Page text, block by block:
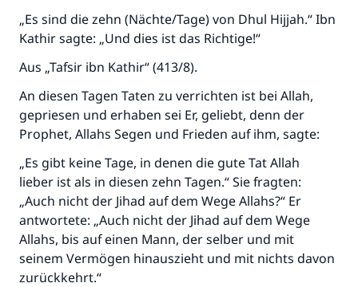
„Es sind die zehn (Nächte/Tage) von Dhul Hijjah.“ Ibn
Kathir sagte: „Und dies ist das Richtige!“
Aus „Tafsir ibn Kathir“ (413/8).
An diesen Tagen Taten zu verrichten ist bei Allah,
gepriesen und erhaben sei Er, geliebt, denn der
Prophet, Allahs Segen und Frieden auf ihm, sagte:
„Es gibt keine Tage, in denen die gute Tat Allah
lieber ist als in diesen zehn Tagen.“ Sie fragten:
„Auch nicht der Jihad auf dem Wege Allahs?“ Er
antwortete: „Auch nicht der Jihad auf dem Wege
Allahs, bis auf einen Mann, der selber und mit
seinem Vermögen hinauszieht und mit nichts davon
zurückkehrt.“